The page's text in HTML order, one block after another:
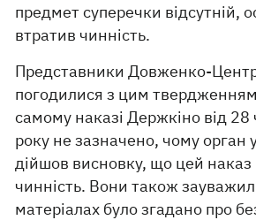
предмет суперечки відсутній,
втратив чинність.
Представники Довженко-
погодилися з цим
самому наказі Держкіно від
року не зазначено, чому орган
дійшов висновку, що цей наказ
чинність. Вони також
матеріалах було згадано про